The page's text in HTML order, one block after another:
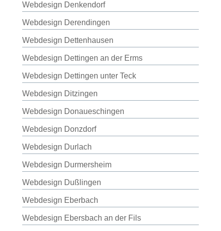
Webdesign Denkendorf
Webdesign Derendingen
Webdesign Dettenhausen
Webdesign Dettingen an der Erms
Webdesign Dettingen unter Teck
Webdesign Ditzingen
Webdesign Donaueschingen
Webdesign Donzdorf
Webdesign Durlach
Webdesign Durmersheim
Webdesign Dußlingen
Webdesign Eberbach
Webdesign Ebersbach an der Fils